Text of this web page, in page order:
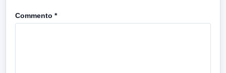
Commento *